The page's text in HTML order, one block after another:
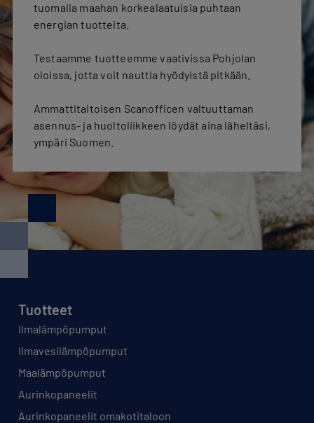
tuomalla maahan korkealaatuisia puhtaan
energian tuotteita.
Testaamme tuotteemme vaativissa Pohjolan
oloissa, jotta voit nauttia hyödyistä pitkään.
Ammattitaitoisen Scanofficen valtuuttaman
asennus- ja huoltoliikkeen löydät aina läheltäsi,
ympäri Suomen.
Tuotteet
Ilmalämpöpumput
Ilmavesilämpöpumput
Maalämpöpumput
Aurinkopaneelit
Aurinkopaneelit omakotitaloon